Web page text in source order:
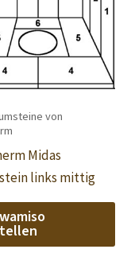
von
Midas
links mittig